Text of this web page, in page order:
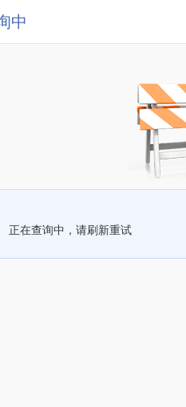
中
正在查询中，请刷新重试